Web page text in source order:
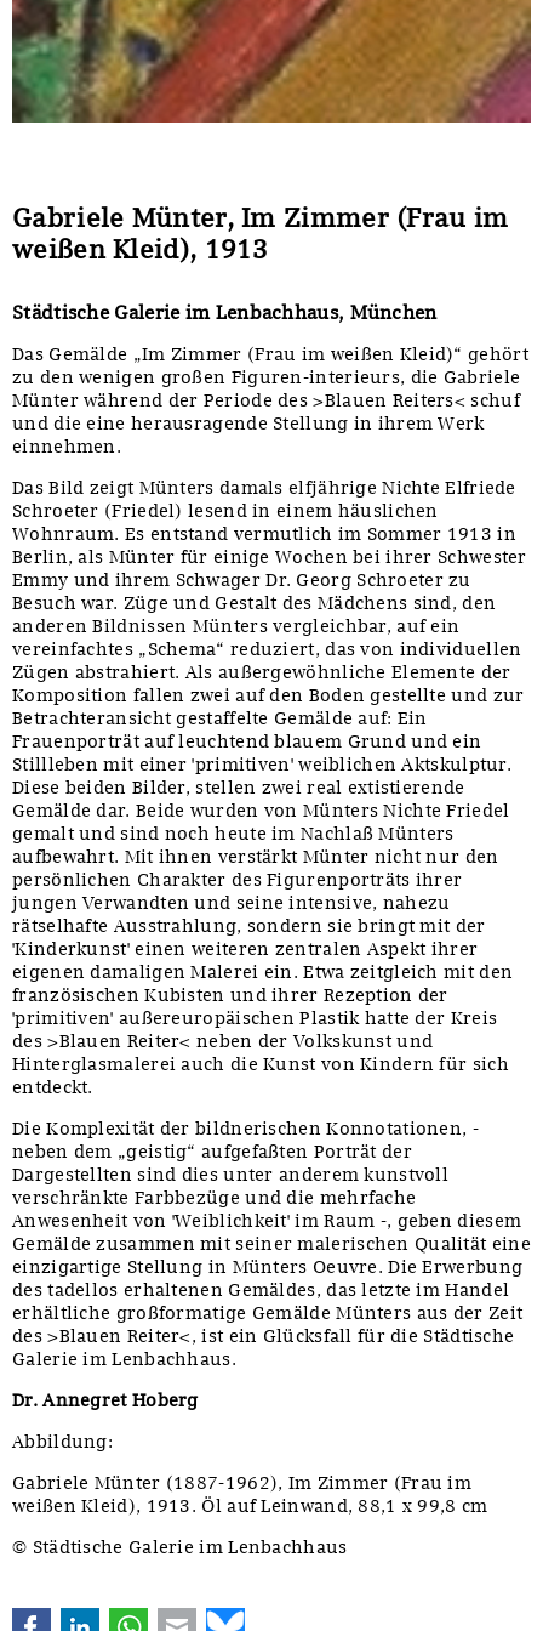
Gabriele Münter, Im Zimmer (Frau im
weißen Kleid), 1913
Städtische Galerie im Lenbachhaus, München
Das Gemälde „Im Zimmer (Frau im weißen Kleid)“ gehört
zu den wenigen großen Figuren-interieurs, die Gabriele
Münter während der Periode des >Blauen Reiters< schuf
und die eine herausragende Stellung in ihrem Werk
einnehmen.
Das Bild zeigt Münters damals elfjährige Nichte Elfriede
Schroeter (Friedel) lesend in einem häuslichen
Wohnraum. Es entstand vermutlich im Sommer 1913 in
Berlin, als Münter für einige Wochen bei ihrer Schwester
Emmy und ihrem Schwager Dr. Georg Schroeter zu
Besuch war. Züge und Gestalt des Mädchens sind, den
anderen Bildnissen Münters vergleichbar, auf ein
vereinfachtes „Schema“ reduziert, das von individuellen
Zügen abstrahiert. Als außergewöhnliche Elemente der
Komposition fallen zwei auf den Boden gestellte und zur
Betrachteransicht gestaffelte Gemälde auf: Ein
Frauenporträt auf leuchtend blauem Grund und ein
Stillleben mit einer 'primitiven' weiblichen Aktskulptur.
Diese beiden Bilder, stellen zwei real extistierende
Gemälde dar. Beide wurden von Münters Nichte Friedel
gemalt und sind noch heute im Nachlaß Münters
aufbewahrt. Mit ihnen verstärkt Münter nicht nur den
persönlichen Charakter des Figurenporträts ihrer
jungen Verwandten und seine intensive, nahezu
rätselhafte Ausstrahlung, sondern sie bringt mit der
'Kinderkunst' einen weiteren zentralen Aspekt ihrer
eigenen damaligen Malerei ein. Etwa zeitgleich mit den
französischen Kubisten und ihrer Rezeption der
'primitiven' außereuropäischen Plastik hatte der Kreis
des >Blauen Reiter< neben der Volkskunst und
Hinterglasmalerei auch die Kunst von Kindern für sich
entdeckt.
Die Komplexität der bildnerischen Konnotationen, -
neben dem „geistig“ aufgefaßten Porträt der
Dargestellten sind dies unter anderem kunstvoll
verschränkte Farbbezüge und die mehrfache
Anwesenheit von 'Weiblichkeit' im Raum -, geben diesem
Gemälde zusammen mit seiner malerischen Qualität eine
einzigartige Stellung in Münters Oeuvre. Die Erwerbung
des tadellos erhaltenen Gemäldes, das letzte im Handel
erhältliche großformatige Gemälde Münters aus der Zeit
des >Blauen Reiter<, ist ein Glücksfall für die Städtische
Galerie im Lenbachhaus.
Dr. Annegret Hoberg
Abbildung:
Gabriele Münter (1887-1962), Im Zimmer (Frau im
weißen Kleid), 1913. Öl auf Leinwand, 88,1 x 99,8 cm
© Städtische Galerie im Lenbachhaus
FacebookLinkedInWhatsApp
E-mail
Sonstiges